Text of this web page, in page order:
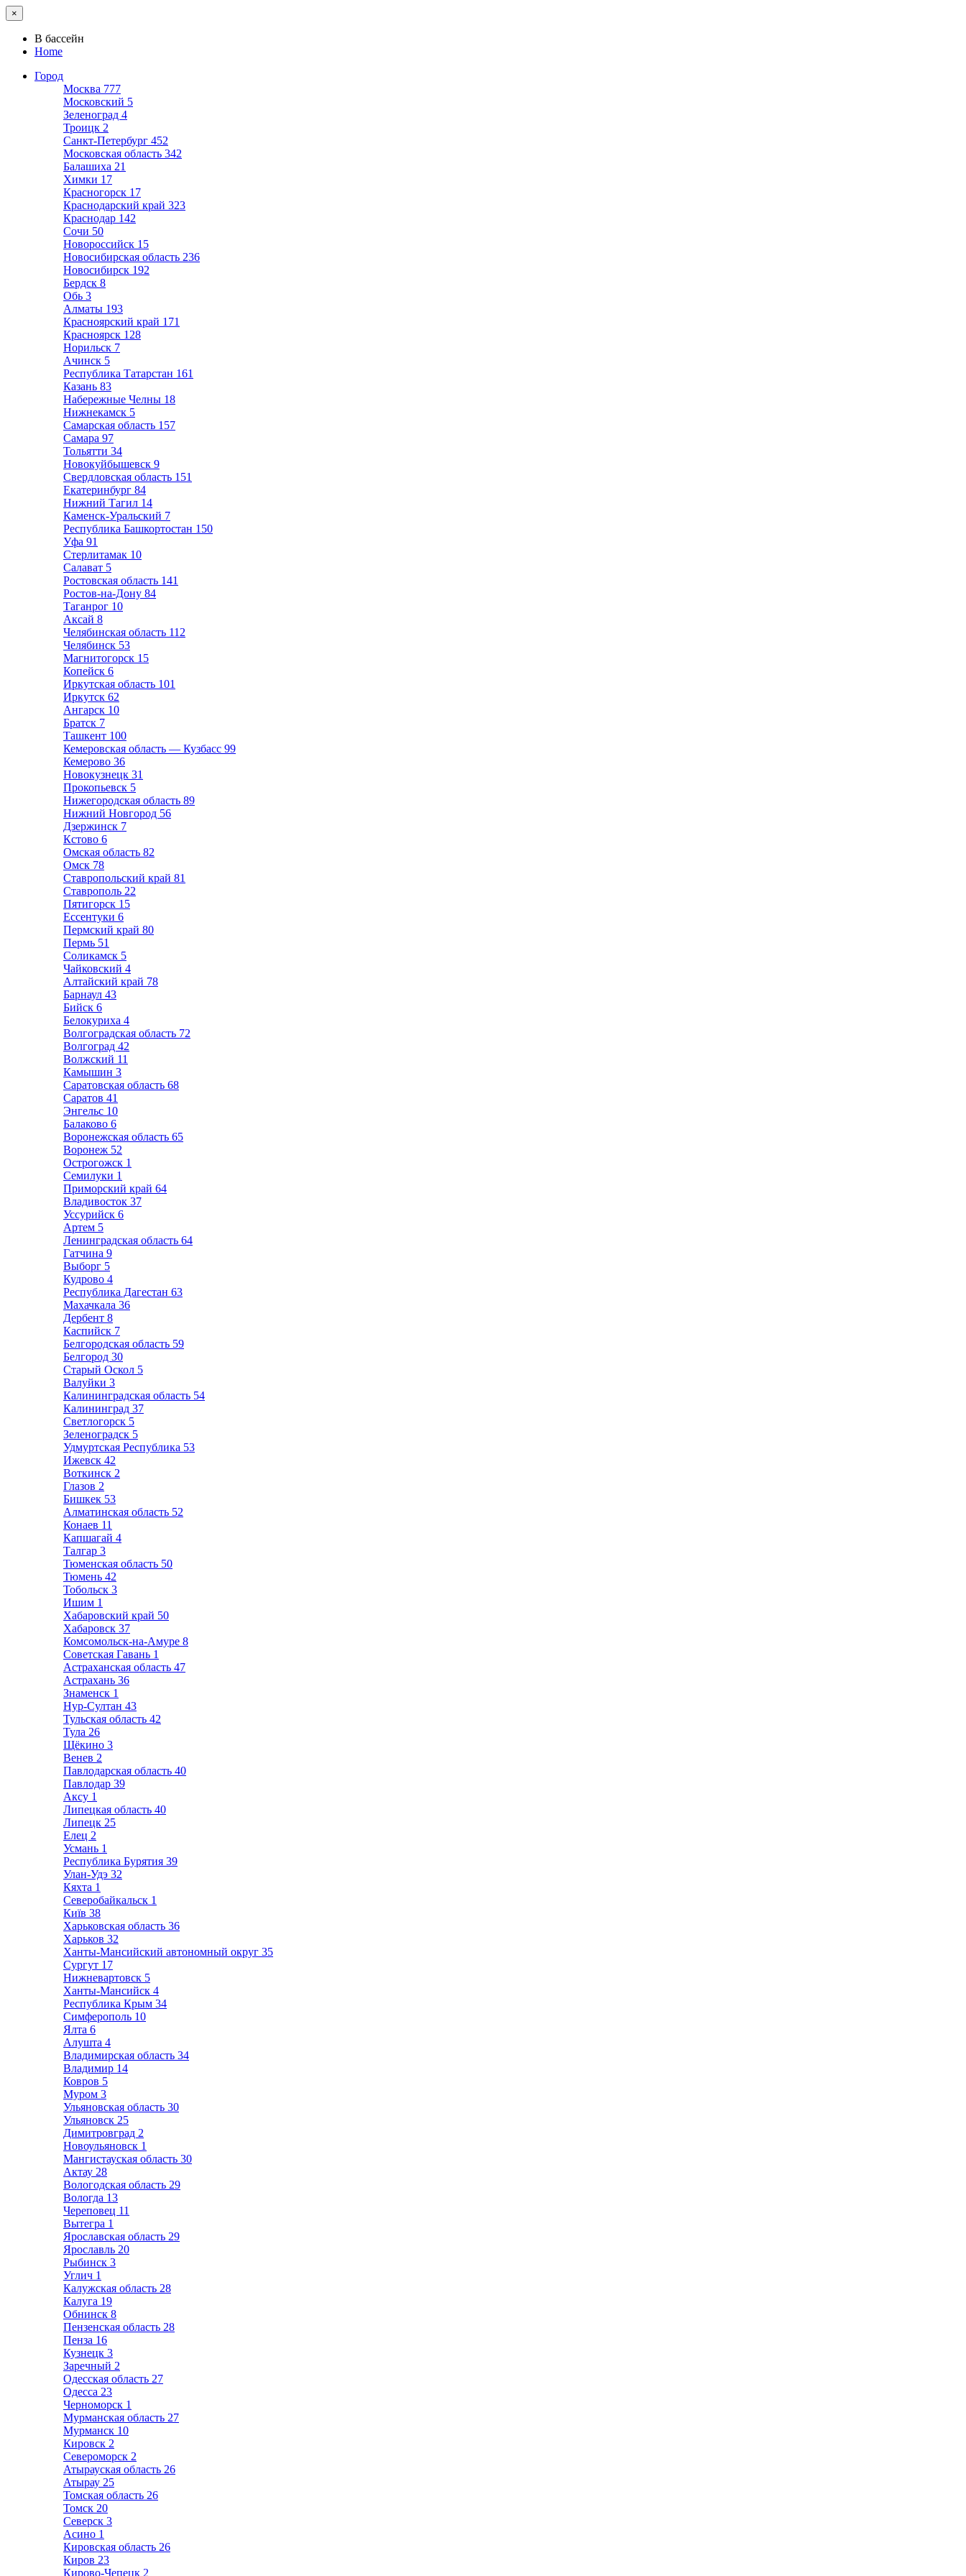
×
В бассейн
Home
Город
Москва 777
Московский 5
Зеленоград 4
Троицк 2
Санкт-Петербург 452
Московская область 342
Балашиха 21
Химки 17
Красногорск 17
Краснодарский край 323
Краснодар 142
Сочи 50
Новороссийск 15
Новосибирская область 236
Новосибирск 192
Бердск 8
Обь 3
Алматы 193
Красноярский край 171
Красноярск 128
Норильск 7
Ачинск 5
Республика Татарстан 161
Казань 83
Набережные Челны 18
Нижнекамск 5
Самарская область 157
Самара 97
Тольятти 34
Новокуйбышевск 9
Свердловская область 151
Екатеринбург 84
Нижний Тагил 14
Каменск-Уральский 7
Республика Башкортостан 150
Уфа 91
Стерлитамак 10
Салават 5
Ростовская область 141
Ростов-на-Дону 84
Таганрог 10
Аксай 8
Челябинская область 112
Челябинск 53
Магнитогорск 15
Копейск 6
Иркутская область 101
Иркутск 62
Ангарск 10
Братск 7
Ташкент 100
Кемеровская область — Кузбасс 99
Кемерово 36
Новокузнецк 31
Прокопьевск 5
Нижегородская область 89
Нижний Новгород 56
Дзержинск 7
Кстово 6
Омская область 82
Омск 78
Ставропольский край 81
Ставрополь 22
Пятигорск 15
Ессентуки 6
Пермский край 80
Пермь 51
Соликамск 5
Чайковский 4
Алтайский край 78
Барнаул 43
Бийск 6
Белокуриха 4
Волгоградская область 72
Волгоград 42
Волжский 11
Камышин 3
Саратовская область 68
Саратов 41
Энгельс 10
Балаково 6
Воронежская область 65
Воронеж 52
Острогожск 1
Семилуки 1
Приморский край 64
Владивосток 37
Уссурийск 6
Артем 5
Ленинградская область 64
Гатчина 9
Выборг 5
Кудрово 4
Республика Дагестан 63
Махачкала 36
Дербент 8
Каспийск 7
Белгородская область 59
Белгород 30
Старый Оскол 5
Валуйки 3
Калининградская область 54
Калининград 37
Светлогорск 5
Зеленоградск 5
Удмуртская Республика 53
Ижевск 42
Воткинск 2
Глазов 2
Бишкек 53
Алматинская область 52
Конаев 11
Капшагай 4
Талгар 3
Тюменская область 50
Тюмень 42
Тобольск 3
Ишим 1
Хабаровский край 50
Хабаровск 37
Комсомольск-на-Амуре 8
Советская Гавань 1
Астраханская область 47
Астрахань 36
Знаменск 1
Нур-Султан 43
Тульская область 42
Тула 26
Щёкино 3
Венев 2
Павлодарская область 40
Павлодар 39
Аксу 1
Липецкая область 40
Липецк 25
Елец 2
Усмань 1
Республика Бурятия 39
Улан-Удэ 32
Кяхта 1
Северобайкальск 1
Київ 38
Харьковская область 36
Харьков 32
Ханты-Мансийский автономный округ 35
Сургут 17
Нижневартовск 5
Ханты-Мансийск 4
Республика Крым 34
Симферополь 10
Ялта 6
Алушта 4
Владимирская область 34
Владимир 14
Ковров 5
Муром 3
Ульяновская область 30
Ульяновск 25
Димитровград 2
Новоульяновск 1
Мангистауская область 30
Актау 28
Вологодская область 29
Вологда 13
Череповец 11
Вытегра 1
Ярославская область 29
Ярославль 20
Рыбинск 3
Углич 1
Калужская область 28
Калуга 19
Обнинск 8
Пензенская область 28
Пенза 16
Кузнецк 3
Заречный 2
Одесская область 27
Одесса 23
Черноморск 1
Мурманская область 27
Мурманск 10
Кировск 2
Североморск 2
Атырауская область 26
Атырау 25
Томская область 26
Томск 20
Северск 3
Асино 1
Кировская область 26
Киров 23
Кирово-Чепецк 2